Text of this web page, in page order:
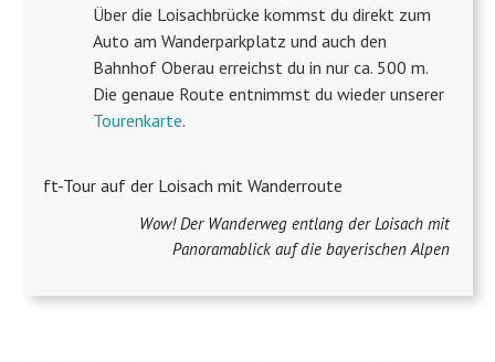
Über die Loisachbrücke kommst du direkt zum
Auto am Wanderparkplatz und auch den
Bahnhof Oberau erreichst du in nur ca. 500 m.
Die genaue Route entnimmst du wieder unserer
Tourenkarte.
Wow! Der Wanderweg entlang der Loisach mit
Panoramablick auf die bayerischen Alpen